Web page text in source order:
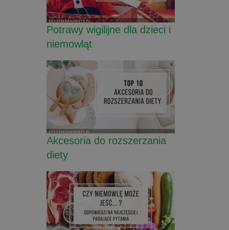
Potrawy wigilijne dla dzieci i
niemowląt
Akcesoria do rozszerzania
diety